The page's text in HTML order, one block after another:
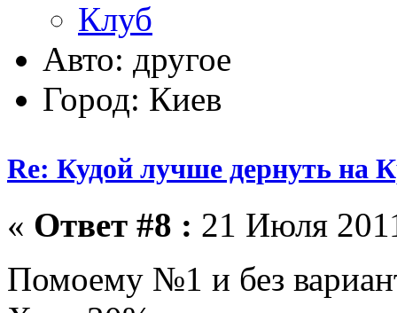
Авто: другое
Город: Киев
Re: Кудой лучше дернуть на
« Ответ #8 : 21 Июля
Помоему №1 и без